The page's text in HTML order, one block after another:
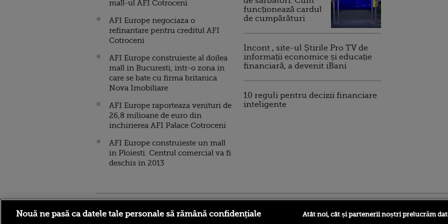
mall-ul AFI Cotroceni
AFI Europe negociaza o
refinantare pentru creditul AFI
Cotroceni
AFI Europe construieste al doilea
mall in Bucuresti, intr-o zona in
care se bate cu firma britanica
Nova Imobiliare
AFI Europe raporteaza venituri de
26,8 milioane de euro din
inchirierea AFI Palace Cotroceni
AFI Europe construieste un mall
in Ploiesti. Centrul comercial va fi
deschis in 2013
funcționează cardul
de cumpărături
Incont , site-ul Știrile Pro TV de
informații economice și educație
financiară, a devenit iBani
10 reguli pentru decizii financiare
inteligente
Nouă ne pasă ca datele tale personale să rămână confidențiale Atât noi, cât și partenerii noștri prelucrăm